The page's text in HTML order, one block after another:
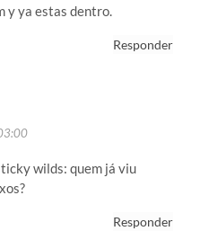
y ya estas dentro.
Responder
wilds: quem já viu
Responder